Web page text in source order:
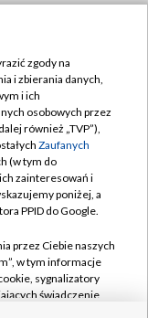
zgody na
i zbierania danych,
i ich
osobowych przez
również „TVP”),
Zaufanych
(w tym do
zainteresowań i
poniżej, a
PPID do Google.
przez Ciebie naszych
w tym informacje
sygnalizatory
świadczenie